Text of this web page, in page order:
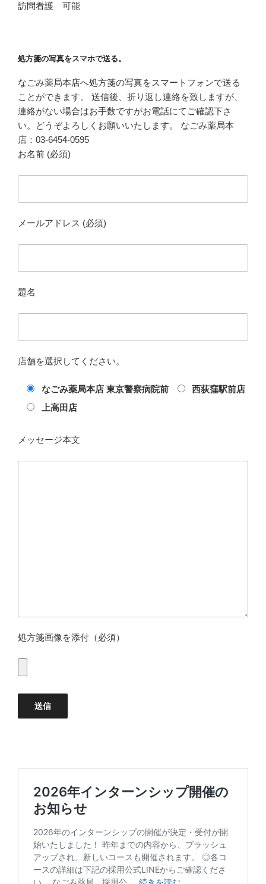
訪問看護 可能
処方箋の写真をスマホで送る。
なごみ薬局本店へ処方箋の写真をスマートフォンで送る
ことができます。 送信後、折り返し連絡を致しますが、
連絡がない場合はお手数ですがお電話にてご確認下さ
い。どうぞよろしくお願いいたします。 なごみ薬局本
店：03-6454-0595
お名前 (必須)
メールアドレス (必須)
題名
店舗を選択してください。
なごみ薬局本店 東京警察病院前
西荻窪駅前店
上高田店
メッセージ本文
処方箋画像を添付（必須）